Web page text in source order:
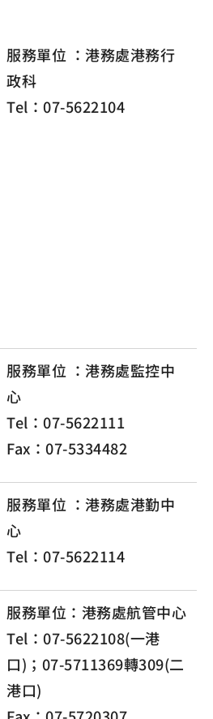
服務單位 ：港務處港務行
政科
Tel：07-5622104
服務單位 ：港務處監控中
心
Tel：07-5622111
Fax：07-5334482
服務單位 ：港務處港勤中
心
Tel：07-5622114
服務單位：港務處航管中心
Tel：07-5622108(一港
口)；07-5711369轉309(二
港口)